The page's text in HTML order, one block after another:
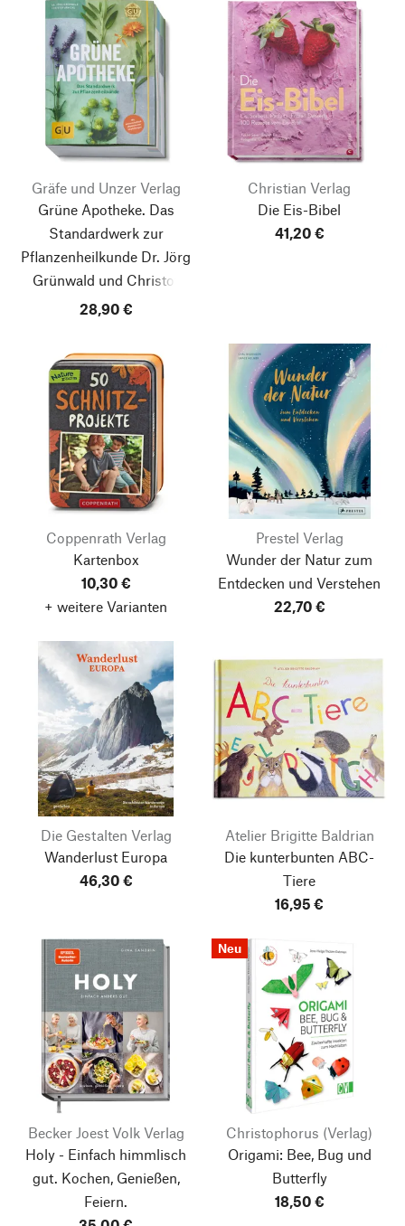
Gräfe und Unzer Verlag
Grüne Apotheke. Das
Standardwerk zur
Pflanzenheilkunde Dr. Jörg
Grünwald und Christof
Jänicke
28,90 €
Christian Verlag
Die Eis-Bibel
41,20 €
Coppenrath Verlag
Kartenbox
10,30 €
+ weitere Varianten
Prestel Verlag
Wunder der Natur zum
Entdecken und Verstehen
22,70 €
Die Gestalten Verlag
Wanderlust Europa
46,30 €
Atelier Brigitte Baldrian
Die kunterbunten ABC-
Tiere
16,95 €
Becker Joest Volk Verlag
Holy - Einfach himmlisch
gut. Kochen, Genießen,
Feiern.
Neu
Christophorus (Verlag)
Origami: Bee, Bug und
Butterfly
18,50 €